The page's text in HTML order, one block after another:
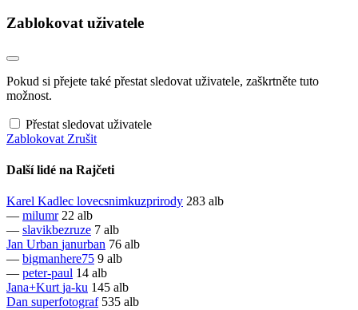
Zablokovat uživatele
Pokud si přejete také přestat sledovat uživatele, zaškrtněte tuto
možnost.
Přestat sledovat uživatele
Zablokovat Zrušit
Další lidé na Rajčeti
Karel Kadlec lovecsnimkuzprirody 283 alb
— milumr 22 alb
— slavikbezruze 7 alb
Jan Urban janurban 76 alb
— bigmanhere75 9 alb
— peter-paul 14 alb
Jana+Kurt ja-ku 145 alb
Dan superfotograf 535 alb